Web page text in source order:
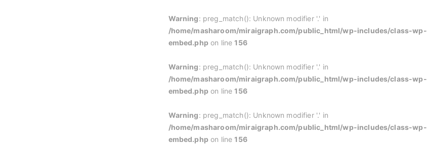
Warning: preg_match(): Unknown modifier '.' in
/home/masharoom/miraigraph.com/public_html/wp-includes/class-wp-
embed.phpon line156
Warning: preg_match(): Unknown modifier '.' in
/home/masharoom/miraigraph.com/public_html/wp-includes/class-wp-
embed.phpon line156
Warning: preg_match(): Unknown modifier '.' in
/home/masharoom/miraigraph.com/public_html/wp-includes/class-wp-
embed.phpon line156